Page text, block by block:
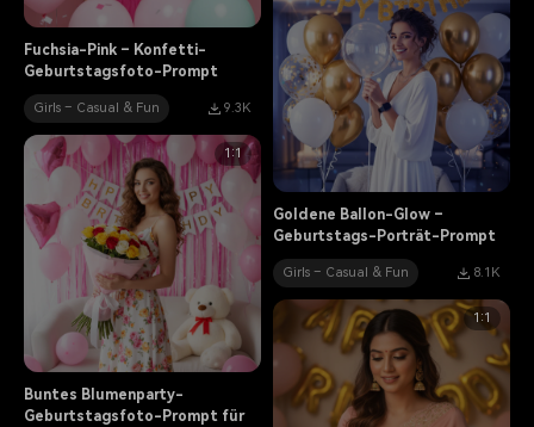
Fuchsia-Pink – Konfetti-
Geburtstagsfoto-Prompt
Girls – Casual & Fun 9.3K
Goldene Ballon-Glow –
Geburtstags-Porträt-Prompt
Girls – Casual & Fun 8.1K
1:1
Buntes Blumenparty-
Geburtstagsfoto-Prompt für
1:1